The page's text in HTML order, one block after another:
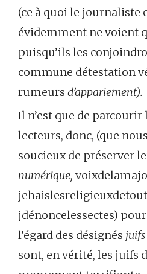
(ce à quoi le journaliste
évidemment ne voient
puisqu’ils les
commune détestation
rumeurs d’appariement).
Il n’est que de parcourir
lecteurs, donc, (que
soucieux de préserver
numérique,
jdénoncelessectes)
l’égard des désignés
sont, en vérité, les juifs